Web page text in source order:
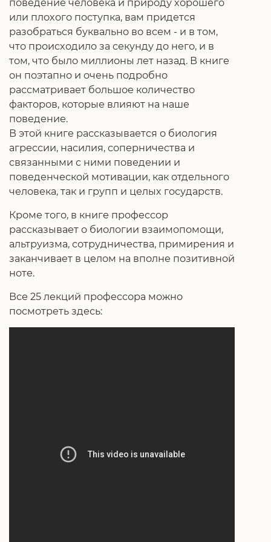
поведение человека и природу хорошего
или плохого поступка, вам придется
разобраться буквально во всем - и в том,
что происходило за секунду до него, и в
том, что было миллионы лет назад. В книге
он поэтапно и очень подробно
рассматривает большое количество
факторов, которые влияют на наше
поведение.
В этой книге рассказывается о биология
агрессии, насилия, соперничества и
связанными с ними поведении и
поведенческой мотивации, как отдельного
человека, так и групп и целых государств.
Кроме того, в книге профессор
рассказывает о биологии взаимопомощи,
альтруизма, сотрудничества, примирения и
заканчивает в целом на вполне позитивной
ноте.
Все 25 лекций профессора можно
посмотреть здесь: